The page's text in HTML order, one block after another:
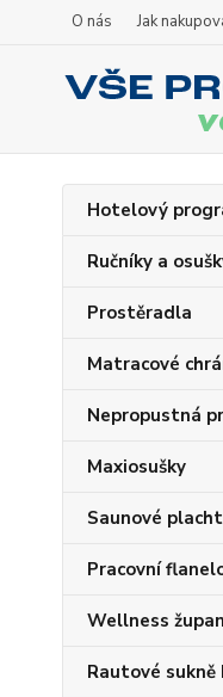
O nás Jak
Hotelový
Ručníky a
Prostěradla
Matracové
Nepropustná
Maxiosušky
Saunové
Pracovní
Wellness
Rautové sukně